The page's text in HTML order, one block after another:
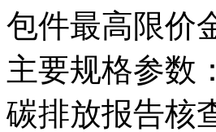
包件最高限价
主要规格参数
碳排放报告核